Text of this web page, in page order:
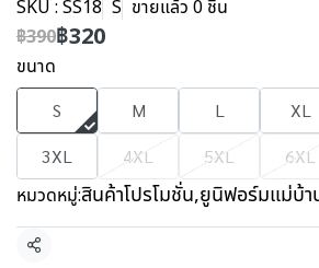
SKU : SS18 S ขายแล้ว 0 ชิ้น
฿390฿320
ขนาด
S M L XL
3XL
4XL 5XL 6XL
หมวดหมู่:สินค้าโปรโมชั่น,ยูนิฟอร์มแม่บ้า
แชร์